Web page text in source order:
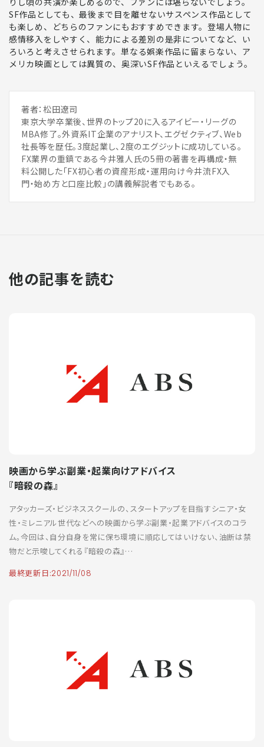
SF作品としても、最後まで目を離せないサスペンス作品として
も楽しめ、どちらのファンにもおすすめできます。登場人物に
感情移入をしやすく、能力による差別の是非についてなど、い
ろいろと考えさせられます。単なる娯楽作品に留まらない、ア
メリカ映画としては異質の、奥深いSF作品 といえるでしょう。
著者：松田遼司
東京大学卒業後、世界のトップ20に入るアイビー・リーグの
MBA修了。外資系IT企業のアナリスト、エグゼクティブ、Web
社長等を歴任。3度起業し、2度のエグジットに成功している。
FX業界の重鎮である今井雅人氏の5冊の著書を再構成・無
料公開した「FX初心者の資産形成・運用向け今井流FX入
門・始め方と口座比較」の講義解説者でもある。
他の記事を読む
映画から学ぶ副業・起業向けアドバイス
『暗殺の森』
アタッカーズ・ビジネススクールの、スタートアップを目指すシニア・女
性・ミレニアル世代などへの映画から学ぶ副業・起業アドバイスのコラ
ム。今回は、自分自身を常に保ち環境に順応してはいけない、油断は禁
物だと示唆してくれる『暗殺の森』…
最終更新日:2021/11/08